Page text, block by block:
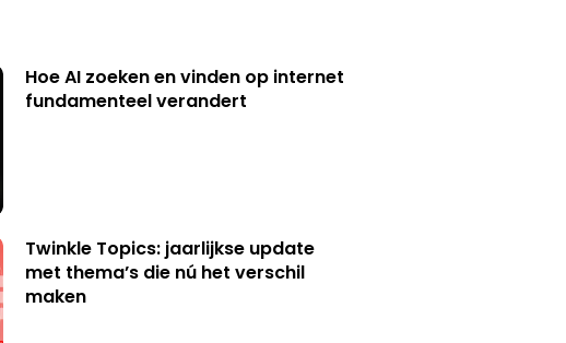
Hoe AI zoeken en vinden op internet
fundamenteel verandert
Twinkle Topics: jaarlijkse update
met thema’s die nú het verschil
maken